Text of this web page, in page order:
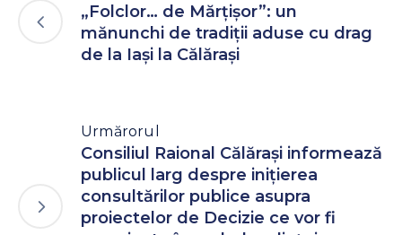
„Folclor… de Mărțișor”: un
mănunchi de tradiții aduse cu drag
de la Iași la Călărași
Urmărorul
Consiliul Raional Călăraşi informează
publicul larg despre inițierea
consultărilor publice asupra
proiectelor de Decizie ce vor fi